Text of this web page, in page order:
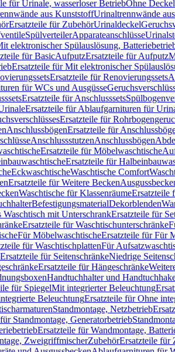
für Urinale, wasserloser BetriebOhne Deckel
aus KunststoffUrinaltrennwände
Ersatzteile für ZubehörUrinaldeckel
SpülverteilerApparateanschlüsse
elektronischer Spülauslösung,
für BasicAufputzErsatzteile für Aufputz
Ersatzteile für Mit elektronischer
Ersatzteile für Renovierungssets
für WCs und Ausgüsse
Ersatzteile für Anschlusssets
Ersatzteile für Ablaufgarnituren für
Ersatzteile für
AnschlussbögenErsatzteile für
AnschlussstutzenAnschlussbögen
Ersatzteile für Möbelwaschtische
Ersatzteile für
EckwaschtischeWaschtische Comfort
Ersatzteile für Weitere Becken
Waschtische für KlassenräumeErsatzteile
BefestigungsmaterialDekorblenden
Waschtisch mit UnterschrankErsatzteile für
Ersatzteile für Waschtischunterschränke
Für MöbelwaschtischeErsatzteile für Für
für WaschtischplattenFür
Ersatzteile für SeitenschränkeNiedrige
Ersatzteile für Hängeschränke
Handtuchhalter und
für SpiegelMit integrierter Beleuchtung
BeleuchtungErsatzteile für Ohne
Standmontage, Netzbetrieb
Standmontage, Generatorbetrieb
Ersatzteile für Wandmontage,
ZweigriffmischerZubehörErsatzteile für